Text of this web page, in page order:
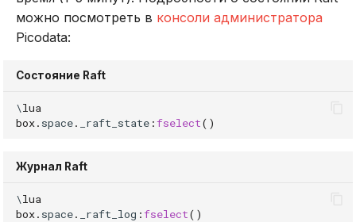
DROP INDEX
можно посмотреть в консоли администратора
Picodata:
Состояние Raft
\lua
box. space. _raft_state :fselect()
Журнал Raft
\lua
box. space. _raft_log :fselect()